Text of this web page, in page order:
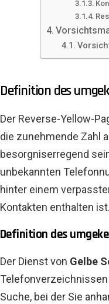
Definition des
Der Reverse-Yellow-
die zunehmende Zahl
besorgniserregend
unbekannten
hinter einem
Kontakten enthalten ist.
Definition des
Der Dienst von Gelbe
Suche, bei der Sie